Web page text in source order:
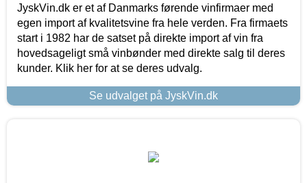
JyskVin.dk er et af Danmarks førende vinfirmaer med
egen import af kvalitetsvine fra hele verden. Fra firmaets
start i 1982 har de satset på direkte import af vin fra
hovedsageligt små vinbønder med direkte salg til deres
kunder. Klik her for at se deres udvalg.
Se udvalget på JyskVin.dk